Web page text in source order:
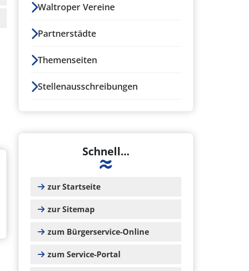
Waltroper Vereine
Partnerstädte
Themenseiten
Stellenausschreibungen
Schnell...
zur Startseite
zur Sitemap
zum Bürgerservice-Online
zum Service-Portal